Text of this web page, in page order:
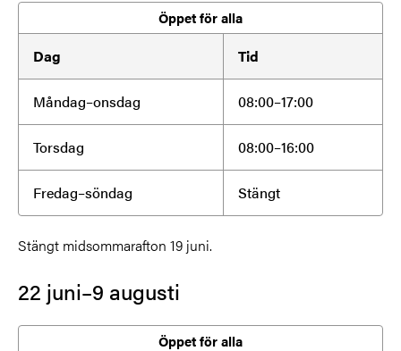
Öppet för alla
Dag Tid
Måndag–onsdag 08:00–17:00
Torsdag 08:00–16:00
Fredag–söndag Stängt
Stängt midsommarafton 19 juni.
22 juni–9 augusti
Öppet för alla